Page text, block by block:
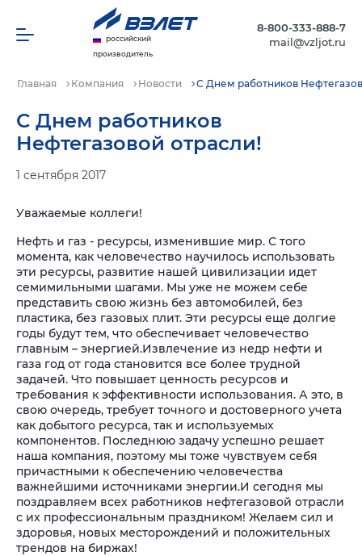
российский
производитель
8-800-333-888-7
mail@vzljot.ru
Главная Компания Новости С Днем работников
С Днем работников
Нефтегазовой отрасли!
1 сентября 2017
Уважаемые коллеги!
Нефть и газ - ресурсы, изменившие мир. С того
момента, как человечество научилось использовать
эти ресурсы, развитие нашей цивилизации идет
семимильными шагами. Мы уже не можем себе
представить свою жизнь без автомобилей, без
пластика, без газовых плит. Эти ресурсы еще долгие
годы будут тем, что обеспечивает человечество
главным – энергией.Извлечение из недр нефти и
газа год от года становится все более трудной
задачей. Что повышает ценность ресурсов и
требования к эффективности использования. А это, в
свою очередь, требует точного и достоверного учета
как добытого ресурса, так и используемых
компонентов. Последнюю задачу успешно решает
наша компания, поэтому мы тоже чувствуем себя
причастными к обеспечению человечества
важнейшими источниками энергии.И сегодня мы
поздравляем всех работников нефтегазовой отрасли
с их профессиональным праздником! Желаем сил и
здоровья, новых месторождений и положительных
трендов на биржах!